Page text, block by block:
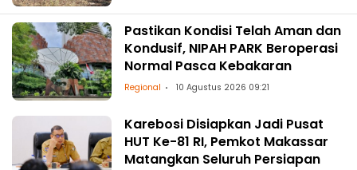
Pastikan Kondisi Telah Aman dan
Kondusif, NIPAH PARK Beroperasi
Normal Pasca Kebakaran
Regional 10 Agustus 2026 09:21
Karebosi Disiapkan Jadi Pusat
HUT Ke-81 RI, Pemkot Makassar
Matangkan Seluruh Persiapan